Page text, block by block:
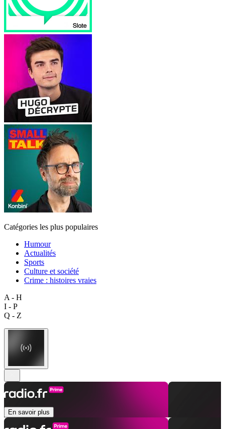
Catégories les plus populaires
Humour
Actualités
Sports
Culture et société
Crime : histoires vraies
A - H
I - P
Q - Z
En savoir plus